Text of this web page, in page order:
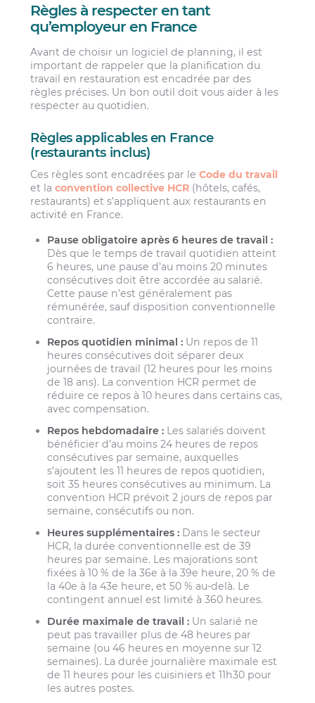
Règles à respecter en tant
qu’employeur en France
Avant de choisir un logiciel de planning, il est
important de rappeler que la planification du
travail en restauration est encadrée par des
règles précises. Un bon outil doit vous aider à les
respecter au quotidien.
Règles applicables en France
(restaurants inclus)
Ces règles sont encadrées par leCode du travail
et laconvention collective HCR (hôtels, cafés,
restaurants) et s’appliquent aux restaurants en
activité en France.
Pause obligatoire après 6 heures de travail :
Dès que le temps de travail quotidien atteint
6 heures, une pause d’au moins 20 minutes
consécutives doit être accordée au salarié.
Cette pause n’est généralement pas
rémunérée, sauf disposition conventionnelle
contraire.
Repos quotidien minimal : Un repos de 11
heures consécutives doit séparer deux
journées de travail (12 heures pour les moins
de 18 ans). La convention HCR permet de
réduire ce repos à 10 heures dans certains cas,
avec compensation.
Repos hebdomadaire : Les salariés doivent
bénéficier d’au moins 24 heures de repos
consécutives par semaine, auxquelles
s’ajoutent les 11 heures de repos quotidien,
soit 35 heures consécutives au minimum. La
convention HCR prévoit 2 jours de repos par
semaine, consécutifs ou non.
Heures supplémentaires : Dans le secteur
HCR, la durée conventionnelle est de 39
heures par semaine. Les majorations sont
fixées à 10 % de la 36e à la 39e heure, 20 % de
la 40e à la 43e heure, et 50 % au-delà. Le
contingent annuel est limité à 360 heures.
Durée maximale de travail : Un salarié ne
peut pas travailler plus de 48 heures par
semaine (ou 46 heures en moyenne sur 12
semaines). La durée journalière maximale est
de 11 heures pour les cuisiniers et 11h30 pour
les autres postes.